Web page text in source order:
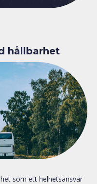
hållbarhet
som ett helhetsansvar